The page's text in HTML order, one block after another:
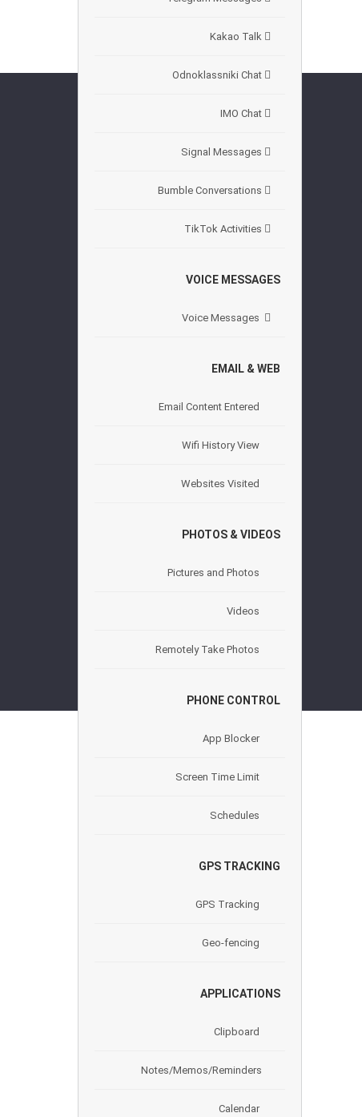
Kakao Talk
Odnoklassniki Chat
IMO Chat
Signal Messages
Bumble Conversations
TikTok Activities
VOICE MESSAGES
EMAIL & WEB
PHOTOS & VIDEOS
PHONE CONTROL
App Blocker
GPS TRACKING
APPLICATIONS
Notes/Memos/Reminders
Calendar